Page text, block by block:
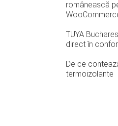
românească
TUYA
direct în
De ce
termoizolante